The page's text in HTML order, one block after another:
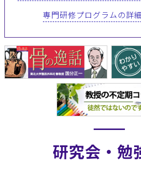
専門研修プログラムの詳
研究会・勉